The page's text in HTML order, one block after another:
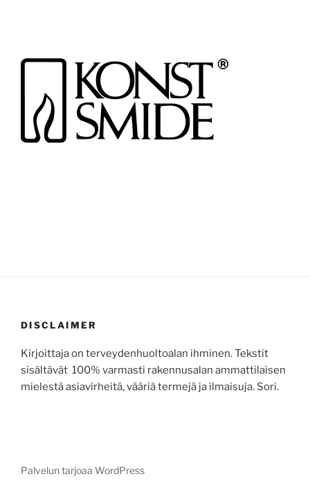
DISCLAIMER
Kirjoittaja on terveydenhuoltoalan ihminen. Tekstit
sisältävät 100% varmasti rakennusalan ammattilaisen
mielestä asiavirheitä, vääriä termejä ja ilmaisuja. Sori.
Palvelun tarjoaa WordPress